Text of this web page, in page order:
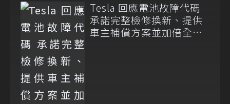
Tesla 回應電池故障代碼
承諾完整檢修換新、提供
車主補償方案並加倍全台